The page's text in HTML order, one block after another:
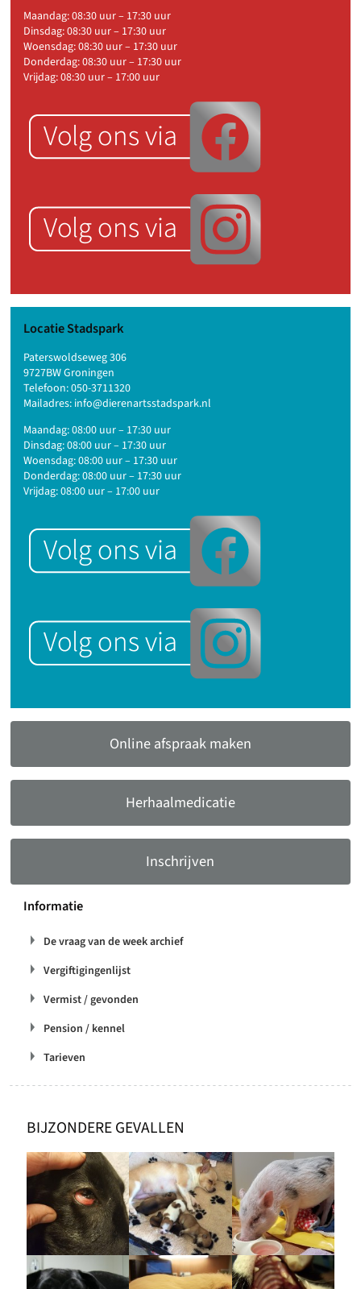
Maandag: 08:30 uur – 17:30 uur
Dinsdag: 08:30 uur – 17:30 uur
Woensdag: 08:30 uur – 17:30 uur
Donderdag: 08:30 uur – 17:30 uur
Vrijdag: 08:30 uur – 17:00 uur
Locatie Stadspark
Paterswoldseweg 306
9727BW Groningen
Telefoon:050-3711320
Mailadres: info@dierenartsstadspark.nl
Maandag: 08:00 uur – 17:30 uur
Dinsdag: 08:00 uur – 17:30 uur
Woensdag: 08:00 uur – 17:30 uur
Donderdag: 08:00 uur – 17:30 uur
Vrijdag: 08:00 uur – 17:00 uur
Online afspraak maken
Herhaalmedicatie
Inschrijven
Informatie
De vraag van de week archief
Vergiftigingenlijst
Vermist / gevonden
Pension / kennel
Tarieven
BIJZONDERE GEVALLEN